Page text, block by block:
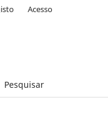
Pesquisar
Acesso